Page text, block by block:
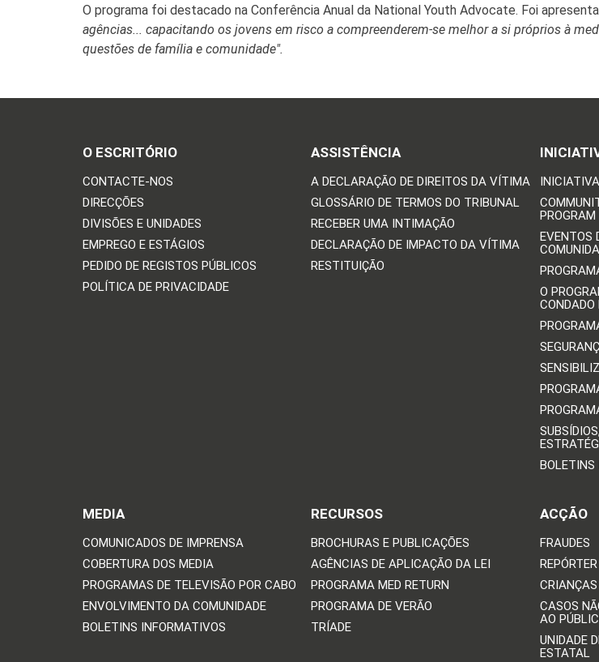
O programa foi destacado na Conferência Anual da National Youth Advocate. Foi
agências... capacitando os jovens em risco a compreenderem-se melhor a si próprios à
questões de família e comunidade".
O ESCRITÓRIO
CONTACTE-NOS
DIRECÇÕES
DIVISÕES E UNIDADES
EMPREGO E ESTÁGIOS
PEDIDO DE REGISTOS PÚBLICOS
POLÍTICA DE PRIVACIDADE
ASSISTÊNCIA
A DECLARAÇÃO DE DIREITOS DA VÍTIMA
GLOSSÁRIO DE TERMOS DO TRIBUNAL
RECEBER UMA INTIMAÇÃO
DECLARAÇÃO DE IMPACTO DA VÍTIMA
RESTITUIÇÃO
PROGRAM
EVENTOS
O
CONDADO
BOLETINS
MEDIA
COMUNICADOS DE IMPRENSA
COBERTURA DOS MEDIA
PROGRAMAS DE TELEVISÃO POR CABO
ENVOLVIMENTO DA COMUNIDADE
BOLETINS INFORMATIVOS
RECURSOS
BROCHURAS E PUBLICAÇÕES
AGÊNCIAS DE APLICAÇÃO DA LEI
PROGRAMA MED RETURN
PROGRAMA DE VERÃO
TRÍADE
ACÇÃO
FRAUDES
CASOS
AO
UNIDADE
ESTATAL